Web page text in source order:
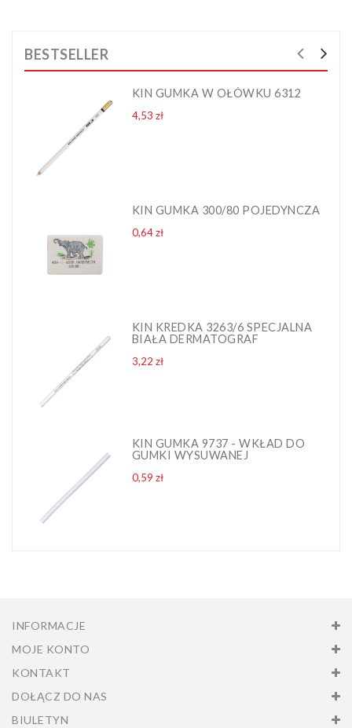
BESTSELLER
KIN GUMKA W OŁÓWKU 6312
4,53 złCena
KIN GUMKA 300/80 POJEDYNCZA
0,64 złCena
KIN KREDKA 3263/6 SPECJALNA
BIAŁA DERMATOGRAF
3,22 złCena
KIN GUMKA 9737 - WKŁAD DO
GUMKI WYSUWANEJ
0,59 złCena
INFORMACJE
MOJE KONTO
KONTAKT
DOŁĄCZ DO NAS
BIULETYN